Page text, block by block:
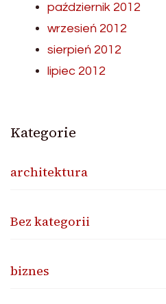
październik 2012
wrzesień 2012
sierpień 2012
lipiec 2012
Kategorie
architektura
Bez kategorii
biznes